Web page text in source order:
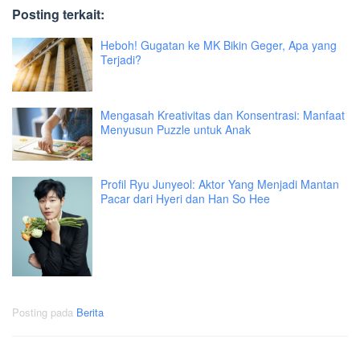
Posting terkait:
Heboh! Gugatan ke MK Bikin Geger, Apa yang
Terjadi?
Mengasah Kreativitas dan Konsentrasi: Manfaat
Menyusun Puzzle untuk Anak
Profil Ryu Junyeol: Aktor Yang Menjadi Mantan
Pacar dari Hyeri dan Han So Hee
Posting pada Berita